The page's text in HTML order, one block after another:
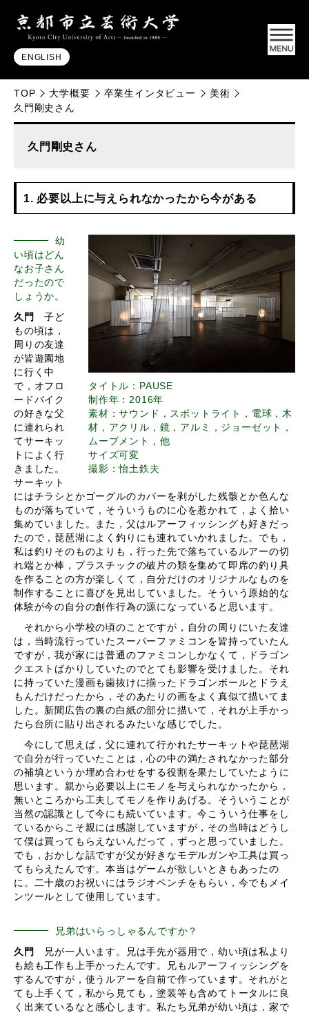
ENGLISH
TOP 大学概要 卒業生インタビュー
美術
久門剛史さん
久門剛史さん
1. 必要以上に与えられなかったから今がある
タイトル：PAUSE
制作年：2016年
素材：サウンド，スポットライト，電球，木
材，アクリル，鏡，アルミ，ジョーゼット，
ムーブメント，他
サイズ可変
撮影：怡土鉄夫
幼
い頃はどん
なお子さん
だったので
しょうか。
久門
子ど
もの頃は，
周りの友達
が皆遊園地
に行く中
で，オフロ
ードバイク
の好きな父
に連れられ
てサーキッ
トによく行
きました。
サーキット
にはチラシとかゴーグルのカバーを剥がした残骸とか色んな
ものが落ちていて，そういうものに心を惹かれて，よく拾い
集めていました。また，父はルアーフィッシングも好きだっ
たので，琵琶湖によく釣りにも連れていかれました。でも，
私は釣りそのものよりも，行った先で落ちているルアーの切
れ端とか棒，プラスチックの破片の類を集めて即席の釣り具
を作ることの方が楽しくて，自分だけのオリジナルなものを
制作することに喜びを見出していました。そういう原始的な
体験が今の自分の創作行為の源になっていると思います。
それから小学校の頃のことですが，自分の周りにいた友達
は，当時流行っていたスーパーファミコンを皆持っていたん
ですが，我が家には普通のファミコンしかなくて，ドラゴン
クエストばかりしていたのでとても影響を受けました。それ
に持っていた漫画も歯抜けに揃ったドラゴンボールとドラえ
もんだけだったから，そのあたりの画をよく真似て描いてま
した。新聞広告の裏の白紙の部分に描いて，それが上手かっ
たら台所に貼り出されるみたいな感じでした。
今にして思えば，父に連れて行かれたサーキットや琵琶湖
で自分が行っていたことは，心の中の満たされなかった部分
の補填というか埋め合わせをする役割を果たしていたように
思います。親から必要以上にモノを与えられなかったから，
無いところから工夫してモノを作りあげる。そういうことが
当然の認識として今にも続いています。今こういう仕事をし
ているからこそ親には感謝していますが，その当時はどうし
て僕は買ってもらえないんだって，ずっと思っていました。
でも，おかしな話ですが父が好きなモデルガンや工具は買っ
てもらえたんです。本当はゲームが欲しいときもあったの
に。二十歳のお祝いにはラジオペンチをもらい，今でもメイ
ンツールとして使用しています。
兄弟はいらっしゃるんですか？
久門
兄が一人います。兄は手先が器用で，幼い頃は私より
も絵も工作も上手かったんです。兄もルアーフィッシングを
するんですが，使うルアーを自前で作っています。それがと
ても上手くて，私から見ても，塗装等も含めてトータルに良
く出来ているなと感心します。私たち兄弟が幼い頃は，家で